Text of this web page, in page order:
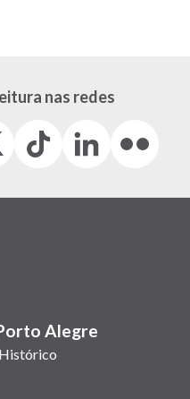
nas redes
Tiktok
(link
em
LinkedIn
(link
em
(link
em
Alegre